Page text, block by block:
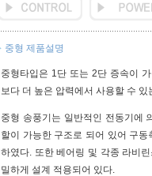
중형 제품설명
중형타입은 1단 또는 2단 증속이
보다 더 높은 압력에서 사용할 수
중형 송풍기는 일반적인 전동기에
할이 가능한 구조로 되어 있어 구
하였다. 또한 베어링 및 각종 라비
밀하게 설계 적용되어 있다.